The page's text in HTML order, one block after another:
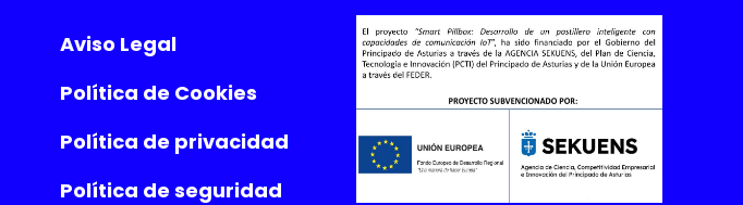
Aviso Legal
Política de Cookies
Política de privacidad
Política de seguridad